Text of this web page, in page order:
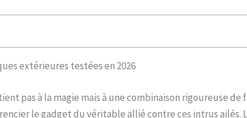
extérieures testées en 2026
pas à la magie mais à une combinaison rigoureuse
le gadget du véritable allié contre ces intrus ailés.